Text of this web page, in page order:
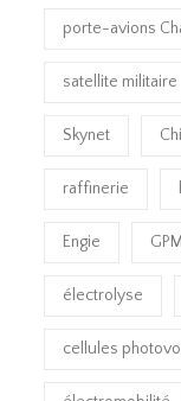
porte-avions
satellite militaire
Skynet
raffinerie
Engie
électrolyse
cellules